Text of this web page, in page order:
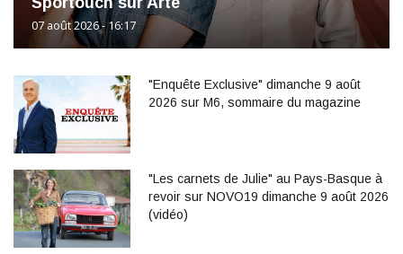
07 août 2026 - 16:17
"Enquête Exclusive" dimanche 9 août
2026 sur M6, sommaire du magazine
"Les carnets de Julie" au Pays-Basque à
revoir sur NOVO19 dimanche 9 août 2026
(vidéo)